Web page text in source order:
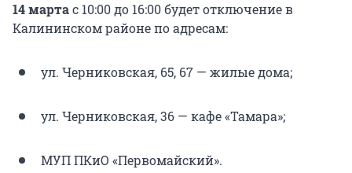
14 мартас 10:00 до 16:00 будет отключение в
Калининском районе по адресам:
ул. Черниковская, 65, 67 — жилые дома;
ул. Черниковская, 36 — кафе «Тамара»;
МУП ПКиО «Первомайский».